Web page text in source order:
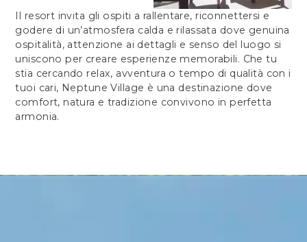
Il resort invita gli ospiti a rallentare, riconnettersi e
godere di un’atmosfera calda e rilassata dove genuina
ospitalità, attenzione ai dettagli e senso del luogo si
uniscono per creare esperienze memorabili. Che tu
stia cercando relax, avventura o tempo di qualità con i
tuoi cari, Neptune Village è una destinazione dove
comfort, natura e tradizione convivono in perfetta
armonia.